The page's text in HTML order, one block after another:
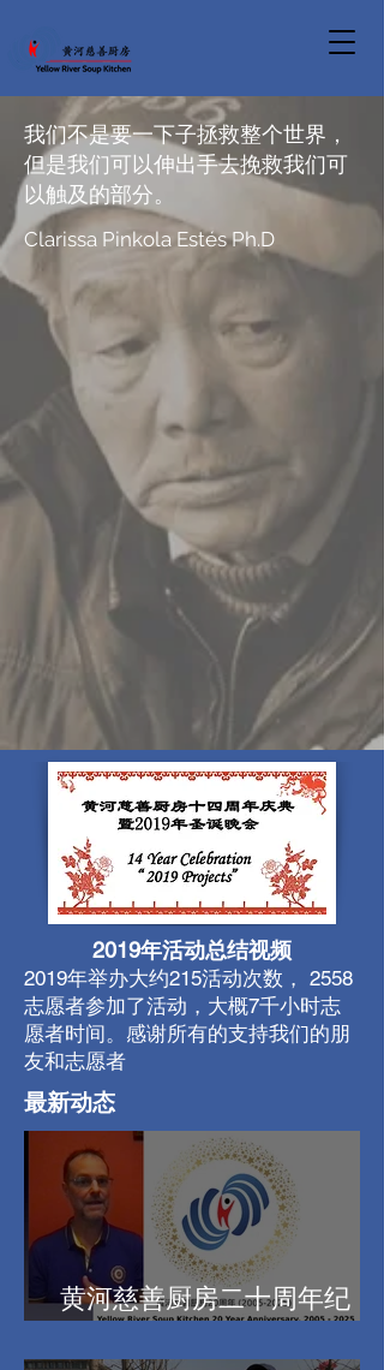
我们不是要一下子拯救整个世界，
但是我们可以伸出手去挽救我们可
以触及的部分。
Clarissa Pinkola Estés Ph.D
2019年活动总结视频
2019年举办大约215活动次数， 2558
志愿者参加了活动，大概7千小时志
愿者时间。感谢所有的支持我们的朋
友和志愿者
最新动态
黄河慈善厨房二十周年纪